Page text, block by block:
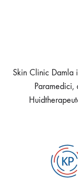
Skin Clinic Damla